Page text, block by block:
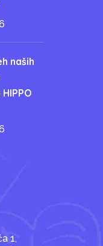
naših
1,